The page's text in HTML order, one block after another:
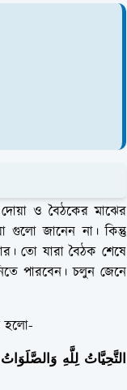
ও বৈঠকের মাঝের
গুলো জানেন না। কিন্তু
তো যারা বৈঠক শেষে
পারবেন। চলুন জেনে
হলো-
التَّحِيَّاتُ لِلَّهِ